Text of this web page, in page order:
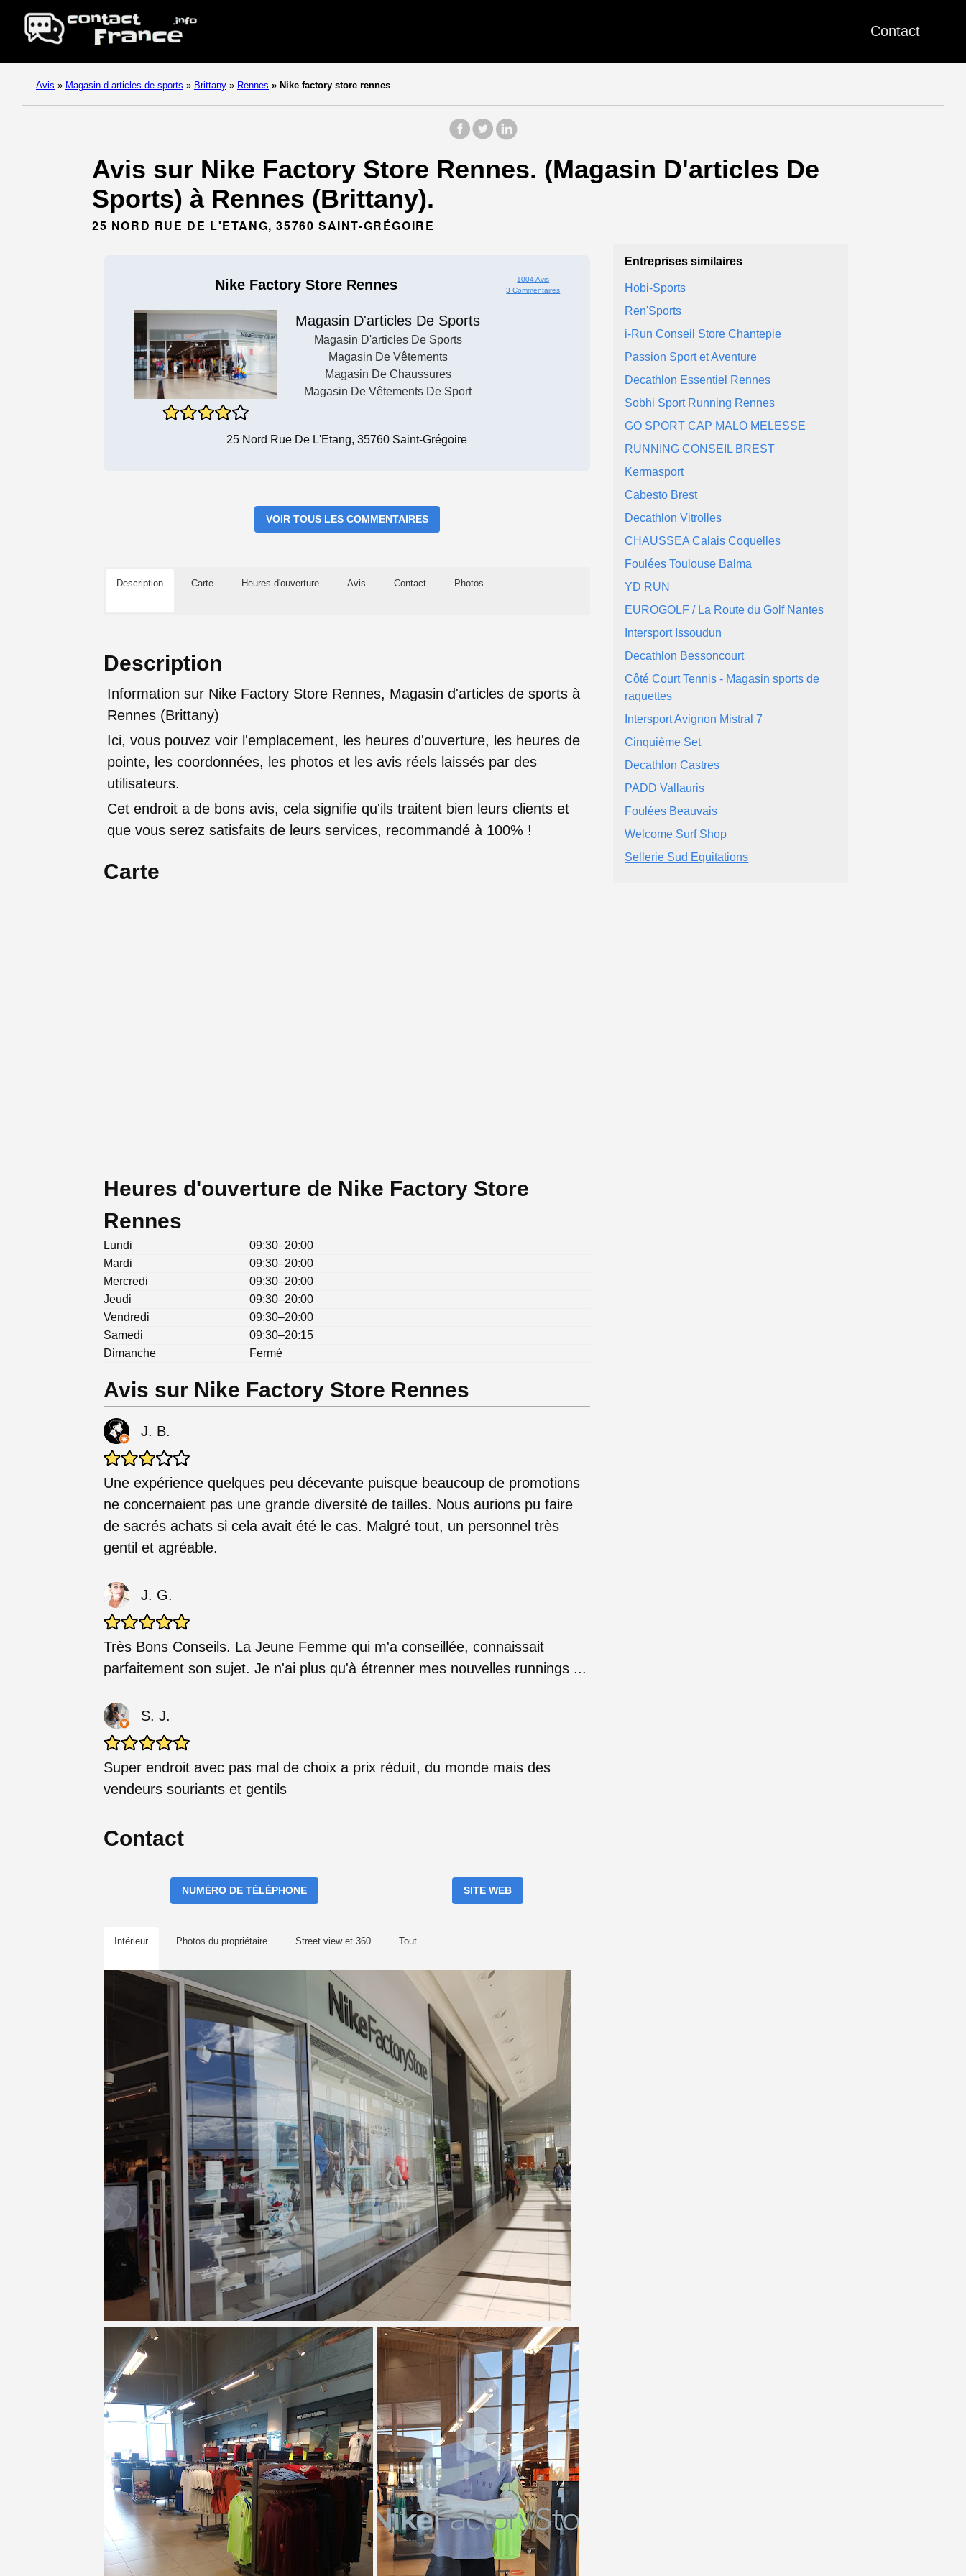
Contact
Avis » Magasin d articles de sports » Brittany » Rennes » Nike factory store rennes
Avis sur Nike Factory Store Rennes. (Magasin D'articles De
Sports) à Rennes (Brittany).
25 NORD RUE DE L'ETANG, 35760 SAINT-GRÉGOIRE
Nike Factory Store Rennes
1004 Avis
3 Commentaires
Magasin D'articles De Sports
Magasin D'articles De Sports
Magasin De Vêtements
Magasin De Chaussures
Magasin De Vêtements De Sport
25 Nord Rue De L'Etang, 35760 Saint-Grégoire
VOIR TOUS LES COMMENTAIRES
Description Carte Heures d'ouverture Avis Contact Photos
Description
Information sur Nike Factory Store Rennes, Magasin d'articles de sports à
Rennes (Brittany)
Ici, vous pouvez voir l'emplacement, les heures d'ouverture, les heures de
pointe, les coordonnées, les photos et les avis réels laissés par des
utilisateurs.
Cet endroit a de bons avis, cela signifie qu'ils traitent bien leurs clients et
que vous serez satisfaits de leurs services, recommandé à 100% !
Carte
Heures d'ouverture de Nike Factory Store
Rennes
Lundi
09:30–20:00
Mardi
09:30–20:00
Mercredi
09:30–20:00
Jeudi
09:30–20:00
Vendredi
09:30–20:00
Samedi
09:30–20:15
Dimanche
Fermé
Avis sur Nike Factory Store Rennes
J. B.
Une expérience quelques peu décevante puisque beaucoup de promotions
ne concernaient pas une grande diversité de tailles. Nous aurions pu faire
de sacrés achats si cela avait été le cas. Malgré tout, un personnel très
gentil et agréable.
J. G.
Très Bons Conseils. La Jeune Femme qui m'a conseillée, connaissait
parfaitement son sujet. Je n'ai plus qu'à étrenner mes nouvelles runnings ...
S. J.
Super endroit avec pas mal de choix a prix réduit, du monde mais des
vendeurs souriants et gentils
Contact
NUMÉRO DE TÉLÉPHONE SITE WEB
Intérieur Photos du propriétaire Street view et 360 Tout
Entreprises similaires
Hobi-Sports
Ren'Sports
i-Run Conseil Store Chantepie
Passion Sport et Aventure
Decathlon Essentiel Rennes
Sobhi Sport Running Rennes
GO SPORT CAP MALO MELESSE
RUNNING CONSEIL BREST
Kermasport
Cabesto Brest
Decathlon Vitrolles
CHAUSSEA Calais Coquelles
Foulées Toulouse Balma
YD RUN
EUROGOLF / La Route du Golf Nantes
Intersport Issoudun
Decathlon Bessoncourt
Côté Court Tennis - Magasin sports de
raquettes
Intersport Avignon Mistral 7
Cinquième Set
Decathlon Castres
PADD Vallauris
Foulées Beauvais
Welcome Surf Shop
Sellerie Sud Equitations